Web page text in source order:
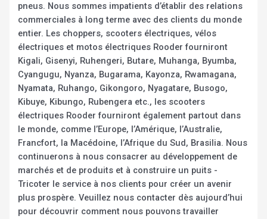
pneus. Nous sommes impatients d’établir des relations
commerciales à long terme avec des clients du monde
entier. Les choppers, scooters électriques, vélos
électriques et motos électriques Rooder fourniront
Kigali, Gisenyi, Ruhengeri, Butare, Muhanga, Byumba,
Cyangugu, Nyanza, Bugarama, Kayonza, Rwamagana,
Nyamata, Ruhango, Gikongoro, Nyagatare, Busogo,
Kibuye, Kibungo, Rubengera etc., les scooters
électriques Rooder fourniront également partout dans
le monde, comme l’Europe, l’Amérique, l’Australie,
Francfort, la Macédoine, l’Afrique du Sud, Brasilia. Nous
continuerons à nous consacrer au développement de
marchés et de produits et à construire un puits -
Tricoter le service à nos clients pour créer un avenir
plus prospère. Veuillez nous contacter dès aujourd’hui
pour découvrir comment nous pouvons travailler